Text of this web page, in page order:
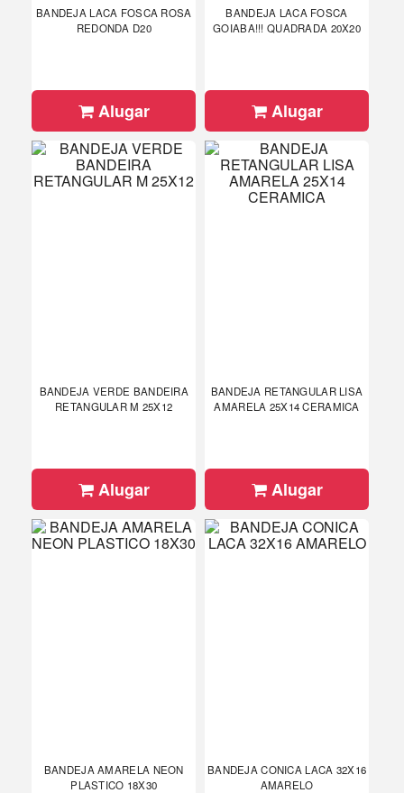
BANDEJA LACA FOSCA ROSA
REDONDA D20
Alugar
BANDEJA LACA FOSCA
GOIABA!!! QUADRADA 20X20
Alugar
BANDEJA VERDE BANDEIRA
RETANGULAR M 25X12
Alugar
BANDEJA RETANGULAR LISA
AMARELA 25X14 CERAMICA
Alugar
BANDEJA AMARELA NEON
PLASTICO 18X30
BANDEJA CONICA LACA 32X16
AMARELO